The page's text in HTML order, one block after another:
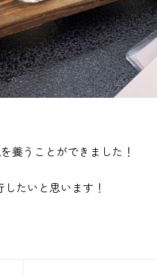
養うことができました！
たいと思います！